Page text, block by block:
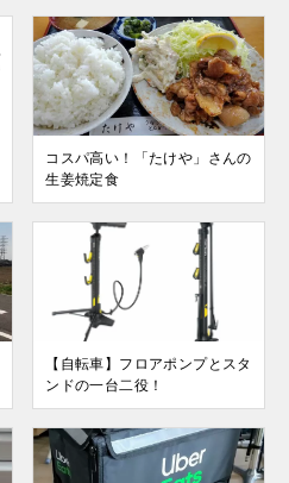
コスパ高い！「たけや」さんの
生姜焼定食
【自転車】フロアポンプとスタ
ンドの一台二役！